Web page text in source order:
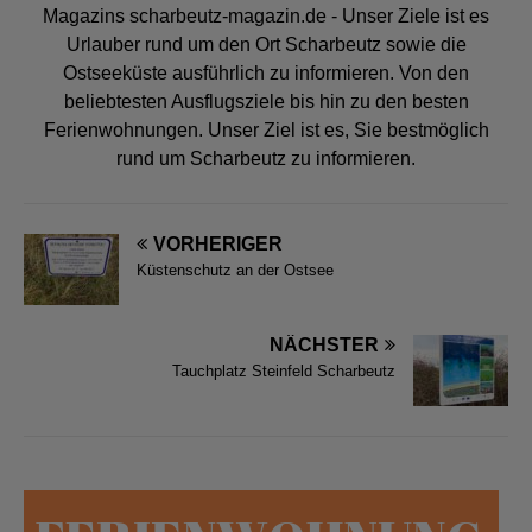
Magazins scharbeutz-magazin.de - Unser Ziele ist es
Urlauber rund um den Ort Scharbeutz sowie die
Ostseeküste ausführlich zu informieren. Von den
beliebtesten Ausflugsziele bis hin zu den besten
Ferienwohnungen. Unser Ziel ist es, Sie bestmöglich
rund um Scharbeutz zu informieren.
VORHERIGER
Küstenschutz an der Ostsee
NÄCHSTER
Tauchplatz Steinfeld Scharbeutz